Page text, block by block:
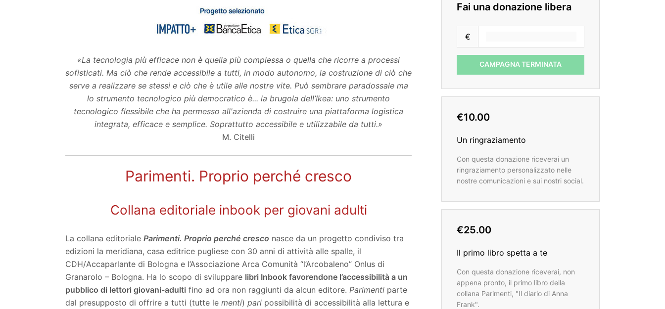
«La tecnologia più efficace non è quella più complessa o quella che ricorre a processi
sofisticati. Ma ciò che rende accessibile a tutti, in modo autonomo, la costruzione di ciò che
serve a realizzare se stessi e ciò che è utile alle nostre vite. Può sembrare paradossale ma
lo strumento tecnologico più democratico è... la brugola dell’Ikea: uno strumento
tecnologico flessibile che ha permesso all'azienda di costruire una piattaforma logistica
integrata, efficace e semplice. Soprattutto accessibile e utilizzabile da tutti.»
M. Citelli
Parimenti. Proprio perché cresco
Collana editoriale inbook per giovani adulti
La collana editoriale Parimenti. Proprio perché cresco nasce da un progetto condiviso tra
edizioni la meridiana, casa editrice pugliese con 30 anni di attività alle spalle, il
CDH/Accaparlante di Bologna e l’Associazione Arca Comunità “l’Arcobaleno” Onlus di
Granarolo – Bologna. Ha lo scopo di sviluppare libri Inbook favorendone l’accessibilità a un
pubblico di lettori giovani-adulti fino ad ora non raggiunti da alcun editore. Parimenti parte
dal presupposto di offrire a tutti (tutte le menti) pari possibilità di accessibilità alla lettura e
Fai una donazione libera
€
CAMPAGNA TERMINATA
€10.00
Un ringraziamento
Con questa donazione riceverai un
ringraziamento personalizzato nelle
nostre comunicazioni e sui nostri social.
€25.00
Il primo libro spetta a te
Con questa donazione riceverai, non
appena pronto, il primo libro della
collana Parimenti, "Il diario di Anna
Frank".